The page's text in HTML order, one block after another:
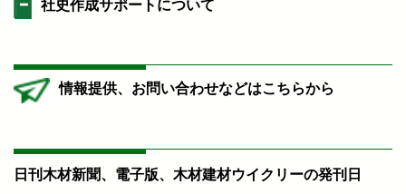
社史作成サポートについて
情報提供、お問い合わせなどはこちらから
日刊木材新聞、電子版、木材建材ウイクリーの発刊日